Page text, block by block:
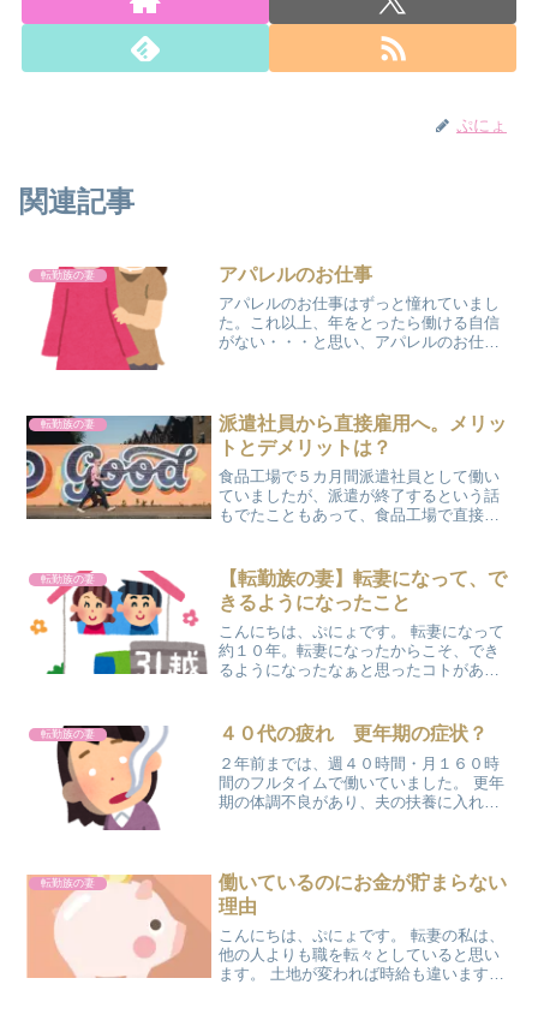
ぷにょ
関連記事
転勤族の妻 アパレルのお仕事
アパレルのお仕事はずっと憧れていまし
た。これ以上、年をとったら働ける自信
がない・・・と思い、アパレルのお仕事
なみの規則髪が肩...
転勤族の妻
派遣社員から直接雇用へ。メリッ
トとデメリットは？
食品工場で５カ月間派遣社員として働い
ていましたが、派遣が終了するという話
もでたこともあって、食品工場で直接働
大のメリットは、仕事を打ち切られるこ
とがない安心感いつ打ち切...
転勤族の妻
【転勤族の妻】転妻になって、で
きるようになったこと
こんにちは、ぷにょです。 転妻になって
約１０年。転妻になったからこそ、でき
るようになったなぁと思ったコトがあり
った♬今までも、ファーストフードやカ
フェなどは一人でも...
転勤族の妻 ４０代の疲れ 更年期の症状？
２年前までは、週４０時間・月１６０時
間のフルタイムで働いていました。 更年
期の体調不良があり、夫の扶養に入れて
半ほど週３０～４０時...
転勤族の妻
働いているのにお金が貯まらない
理由
こんにちは、ぷにょです。 転妻の私は、
他の人よりも職を転々としていると思い
ます。 土地が変われば時給も違います